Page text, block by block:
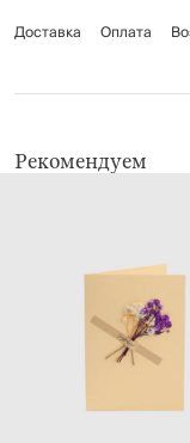
Доставка
Оплата
Рекомендуем